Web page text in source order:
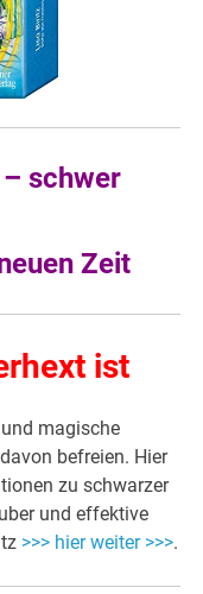
schwer
Zeit
ist
magische
befreien. Hier
zu schwarzer
und effektive
>>> hier weiter >>>.